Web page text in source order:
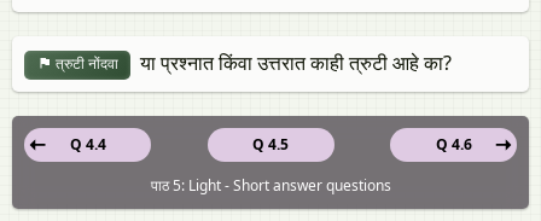
त्रुटी नोंदवा या प्रश्नात किंवा उत्तरात काही त्रुटी आहे का?
Q 4.5
Q 4.4
Q 4.6
पाठ 5: Light - Short answer questions